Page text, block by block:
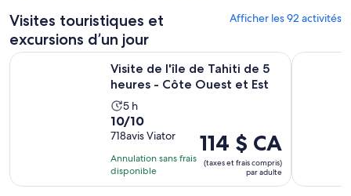
Visites touristiques et
excursions d’un jour
Afficher les 92 activités
Visite de l'île de Tahiti de 5
heures - Côte Ouest et Est
L’activité
dure
5 heures
5 h
10.0
sur
10
avec
718 avis
10/10
718avis Viator
Annulation sans frais
disponible
Le
prix
est
de 114 $ CA.
114 $ CA
(taxes et frais compris)
par adulte
Visite de l'île de Tahiti de 5 heures - Côte Ouest et EstTour